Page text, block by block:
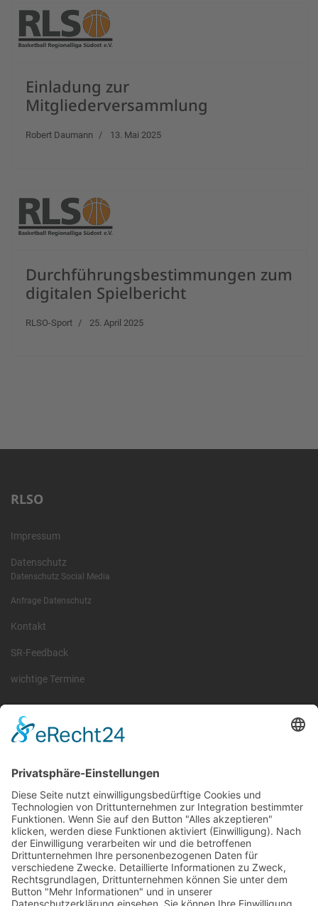
Einladung zur
Mitgliederversammlung
Robert Daumann 13. Mai 2025
Durchführungsbestimmungen zum
digitalen Spielbericht
RLSO-Sport 25. April 2025
RLSO
Impressum
Datenschutz
Datenschutz Social Media
Anfrage Datenschutz
Kontakt
SR-Feedback
wichtige Termine
Information
Sachsen und Thüringen. Er ist als eingetragener Verein tätig und
gleichzeitig Veranstalter der Spiele der Regionalliga in
verschiedenen Ligen.